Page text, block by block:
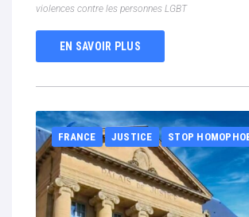
violences contre les personnes LGBT
EN SAVOIR PLUS
FRANCE JUSTICE STOP